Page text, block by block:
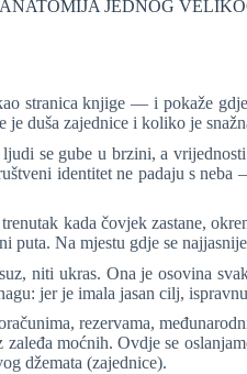
JEDNOG
stranica knjige — i pokaže
duša zajednice i koliko je
se gube u brzini, a
identitet ne padaju s
kada čovjek zastane,
Na mjestu gdje se
niti ukras. Ona je osovina
jer je imala jasan cilj,
rezervama,
moćnih. Ovdje se
džemata (zajednice).